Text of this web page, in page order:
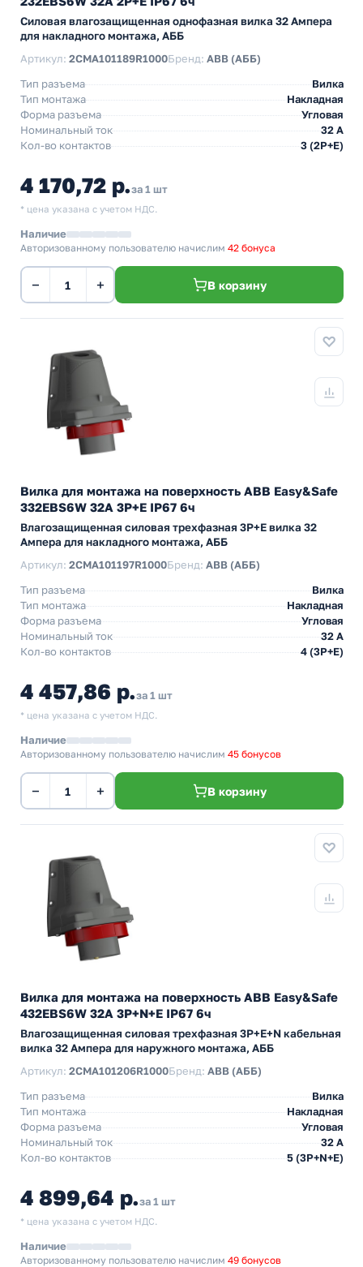
Силовая влагозащищенная однофазная вилка 32 Ампера
для накладного монтажа, АББ
Артикул: 2CMA101189R1000Бренд: ABB (АББ)
Тип разъема
Вилка
Тип монтажа
Накладная
Форма разъема
Угловая
Номинальный ток
32 А
Кол-во контактов
3 (2P+E)
4 170,72 р.за 1 шт
* цена указана с учетом НДС.
Наличие
Авторизованному пользователю начислим 42 бонуса
− + В корзину
Вилка для монтажа на поверхность ABB Easy&Safe
332EBS6W 32A 3P+E IP67 6ч
Влагозащищенная силовая трехфазная 3P+E вилка 32
Ампера для накладного монтажа, АББ
Артикул: 2CMA101197R1000Бренд: ABB (АББ)
Тип разъема
Вилка
Тип монтажа
Накладная
Форма разъема
Угловая
Номинальный ток
32 А
Кол-во контактов
4 (3P+E)
4 457,86 р.за 1 шт
* цена указана с учетом НДС.
Наличие
Авторизованному пользователю начислим 45 бонусов
− + В корзину
Вилка для монтажа на поверхность ABB Easy&Safe
432EBS6W 32A 3P+N+E IP67 6ч
Влагозащищенная силовая трехфазная 3P+E+N кабельная
вилка 32 Ампера для наружного монтажа, АББ
Артикул: 2CMA101206R1000Бренд: ABB (АББ)
Тип разъема
Вилка
Тип монтажа
Накладная
Форма разъема
Угловая
Номинальный ток
32 А
Кол-во контактов
5 (3P+N+E)
4 899,64 р.за 1 шт
* цена указана с учетом НДС.
Наличие
Авторизованному пользователю начислим 49 бонусов